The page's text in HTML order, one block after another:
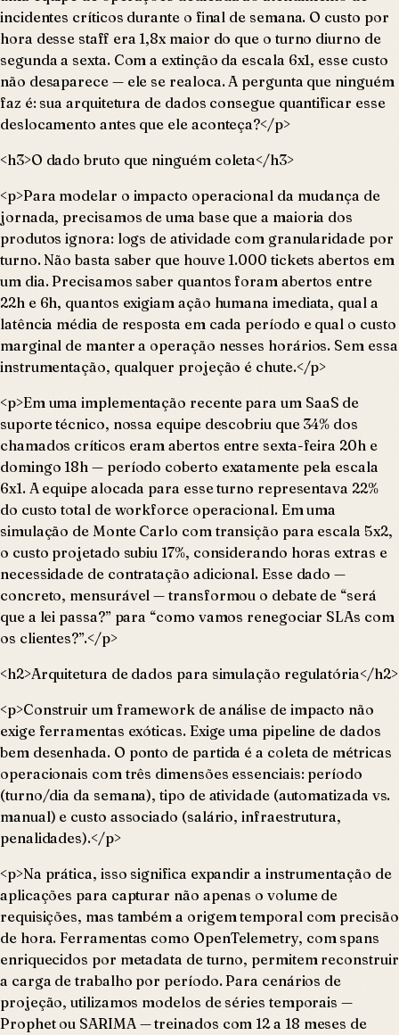
incidentes críticos durante o final de semana. O custo por
hora desse staff era 1,8x maior do que o turno diurno de
segunda a sexta. Com a extinção da escala 6x1, esse custo
não desaparece — ele se realoca. A pergunta que ninguém
faz é: sua arquitetura de dados consegue quantificar esse
deslocamento antes que ele aconteça?</p>
<h3>O dado bruto que ninguém coleta</h3>
<p>Para modelar o impacto operacional da mudança de
jornada, precisamos de uma base que a maioria dos
produtos ignora: logs de atividade com granularidade por
turno. Não basta saber que houve 1.000 tickets abertos em
um dia. Precisamos saber quantos foram abertos entre
22h e 6h, quantos exigiam ação humana imediata, qual a
latência média de resposta em cada período e qual o custo
marginal de manter a operação nesses horários. Sem essa
instrumentação, qualquer projeção é chute.</p>
<p>Em uma implementação recente para um SaaS de
suporte técnico, nossa equipe descobriu que 34% dos
chamados críticos eram abertos entre sexta-feira 20h e
domingo 18h — período coberto exatamente pela escala
6x1. A equipe alocada para esse turno representava 22%
do custo total de workforce operacional. Em uma
simulação de Monte Carlo com transição para escala 5x2,
o custo projetado subiu 17%, considerando horas extras e
necessidade de contratação adicional. Esse dado —
concreto, mensurável — transformou o debate de “será
que a lei passa?” para “como vamos renegociar SLAs com
os clientes?”.</p>
<h2>Arquitetura de dados para simulação regulatória</h2>
<p>Construir um framework de análise de impacto não
exige ferramentas exóticas. Exige uma pipeline de dados
bem desenhada. O ponto de partida é a coleta de métricas
operacionais com três dimensões essenciais: período
(turno/dia da semana), tipo de atividade (automatizada vs.
manual) e custo associado (salário, infraestrutura,
penalidades).</p>
<p>Na prática, isso significa expandir a instrumentação de
aplicações para capturar não apenas o volume de
requisições, mas também a origem temporal com precisão
de hora. Ferramentas como OpenTelemetry, com spans
enriquecidos por metadata de turno, permitem reconstruir
a carga de trabalho por período. Para cenários de
projeção, utilizamos modelos de séries temporais —
Prophet ou SARIMA — treinados com 12 a 18 meses de